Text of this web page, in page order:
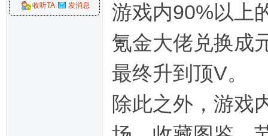
收听TA
发消息
游戏内90%以上
氪金大佬兑换成
最终升到顶V。
除此之外，游戏